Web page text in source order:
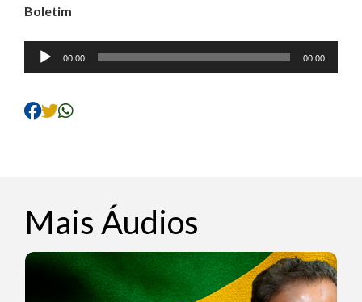
Boletim
Tocador
de
00:00 00:00
Mais Áudios